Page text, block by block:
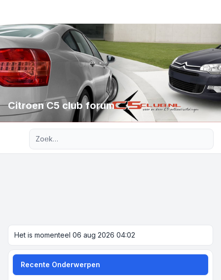
Citroen C5 club forum
Het is momenteel 06 aug 2026 04:02
Recente Onderwerpen